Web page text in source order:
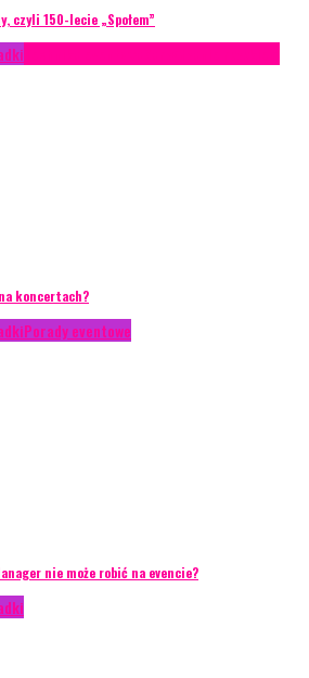
czyli 150-lecie „Społem”
koncertach?
Porady eventowe
nie może robić na evencie?